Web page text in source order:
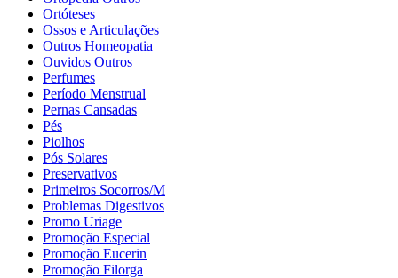
Ortóteses
Ossos e Articulações
Outros Homeopatia
Ouvidos Outros
Perfumes
Período Menstrual
Pernas Cansadas
Pés
Piolhos
Pós Solares
Preservativos
Primeiros Socorros/M
Problemas Digestivos
Promo Uriage
Promoção Especial
Promoção Eucerin
Promoção Filorga